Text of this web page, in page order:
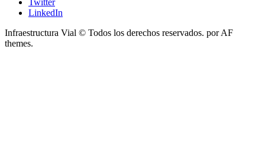
Twitter
LinkedIn
Infraestructura Vial © Todos los derechos reservados. por AF
themes.